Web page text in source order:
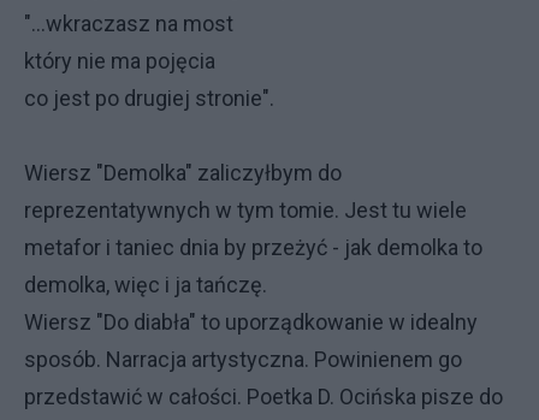
"...wkraczasz na most
który nie ma pojęcia
co jest po drugiej stronie".
Wiersz "Demolka" zaliczyłbym do
reprezentatywnych w tym tomie. Jest tu wiele
metafor i taniec dnia by przeżyć - jak demolka to
demolka, więc i ja tańczę.
Wiersz "Do diabła" to uporządkowanie w idealny
sposób. Narracja artystyczna. Powinienem go
przedstawić w całości. Poetka D. Ocińska pisze do